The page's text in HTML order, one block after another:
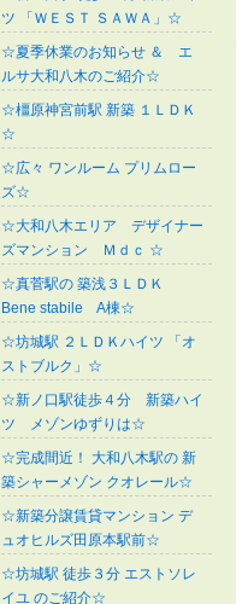
ツ 「ＷＥＳＴ ＳＡＷＡ」☆
☆夏季休業のお知らせ ＆ エ
ルサ大和八木のご紹介☆
☆橿原神宮前駅 新築 １ＬＤＫ
☆
☆広々 ワンルーム プリムロー
ズ☆
☆大和八木エリア デザイナー
ズマンション Ｍｄｃ ☆
☆真菅駅の 築浅３ＬＤＫ
Bene stabile A棟☆
☆坊城駅 ２ＬＤＫハイツ 「オ
ストブルク」☆
☆新ノ口駅徒歩４分 新築ハイ
ツ メゾンゆずりは☆
☆完成間近！ 大和八木駅の 新
築シャーメゾン クオレール☆
☆新築分譲賃貸マンション デ
ュオヒルズ田原本駅前☆
☆坊城駅 徒歩３分 エストソレ
イユ のご紹介☆